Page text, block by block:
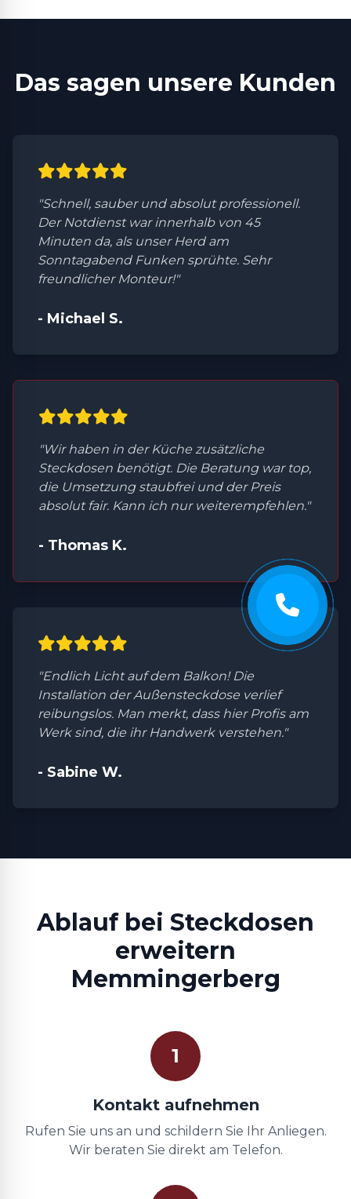
Das sagen unsere Kunden
"Schnell, sauber und absolut professionell.
Der Notdienst war innerhalb von 45
Minuten da, als unser Herd am
Sonntagabend Funken sprühte. Sehr
freundlicher Monteur!"
- Michael S.
"Wir haben in der Küche zusätzliche
Steckdosen benötigt. Die Beratung war top,
die Umsetzung staubfrei und der Preis
absolut fair. Kann ich nur weiterempfehlen."
- Thomas K.
"Endlich Licht auf dem Balkon! Die
Installation der Außensteckdose verlief
reibungslos. Man merkt, dass hier Profis am
Werk sind, die ihr Handwerk verstehen."
- Sabine W.
Ablauf bei Steckdosen
erweitern
Memmingerberg
1
Kontakt aufnehmen
Rufen Sie uns an und schildern Sie Ihr Anliegen.
Wir beraten Sie direkt am Telefon.